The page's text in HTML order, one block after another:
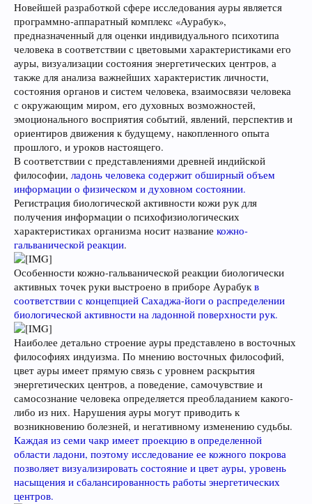
Новейшей разработкой сфере исследования ауры является
программно-аппаратный комплекс «Аурабук»,
предназначенный для оценки индивидуального психотипа
человека в соответствии с цветовыми характеристиками его
ауры, визуализации состояния энергетических центров, а
также для анализа важнейших характеристик личности,
состояния органов и систем человека, взаимосвязи человека
с окружающим миром, его духовных возможностей,
эмоционального восприятия событий, явлений, перспектив и
ориентиров движения к будущему, накопленного опыта
прошлого, и уроков настоящего.
В соответствии с представлениями древней индийской
философии, ладонь человека содержит обширный объем
информации о физическом и духовном состоянии.
Регистрация биологической активности кожи рук для
получения информации о психофизиологических
характеристиках организма носит название кожно-
гальванической реакции.
Особенности кожно-гальванической реакции биологически
активных точек руки выстроено в приборе Аурабукв
соответствии с концепцией Сахаджа-йоги о распределении
биологической активности на ладонной поверхности рук.
Наиболее детально строение ауры представлено в восточных
философиях индуизма. По мнению восточных философий,
цвет ауры имеет прямую связь с уровнем раскрытия
энергетических центров, а поведение, самочувствие и
самосознание человека определяется преобладанием какого-
либо из них. Нарушения ауры могут приводить к
возникновению болезней, и негативному изменению судьбы.
Каждая из семи чакр имеет проекцию в определенной
области ладони, поэтому исследование ее кожного покрова
позволяет визуализировать состояние и цвет ауры, уровень
насыщения и сбалансированность работы энергетических
центров.